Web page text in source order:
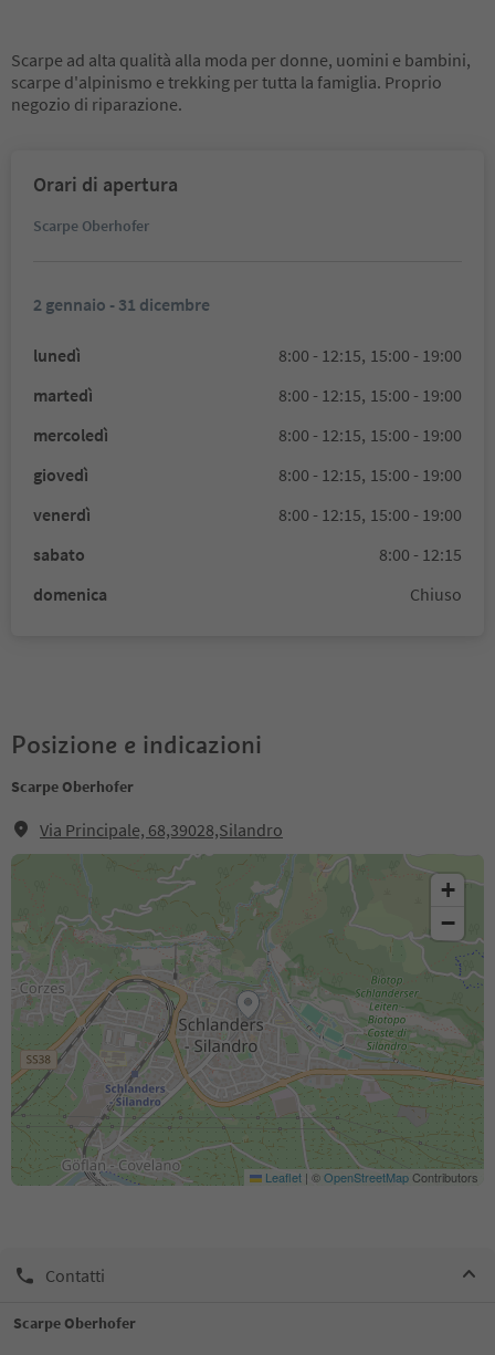
Scarpe ad alta qualità alla moda per donne, uomini e bambini,
scarpe d'alpinismo e trekking per tutta la famiglia. Proprio
negozio di riparazione.
Orari di apertura
Scarpe Oberhofer
2 gennaio - 31 dicembre
lunedì 8:00 - 12:15, 15:00 - 19:00
martedì
8:00 - 12:15, 15:00 - 19:00
mercoledì
8:00 - 12:15, 15:00 - 19:00
giovedì
8:00 - 12:15, 15:00 - 19:00
venerdì
8:00 - 12:15, 15:00 - 19:00
sabato
8:00 - 12:15
domenica
Chiuso
Posizione e indicazioni
Scarpe Oberhofer
Via Principale, 68,39028,Silandro
+
−
Leaflet | ©OpenStreetMapContributors
Contatti
Scarpe Oberhofer